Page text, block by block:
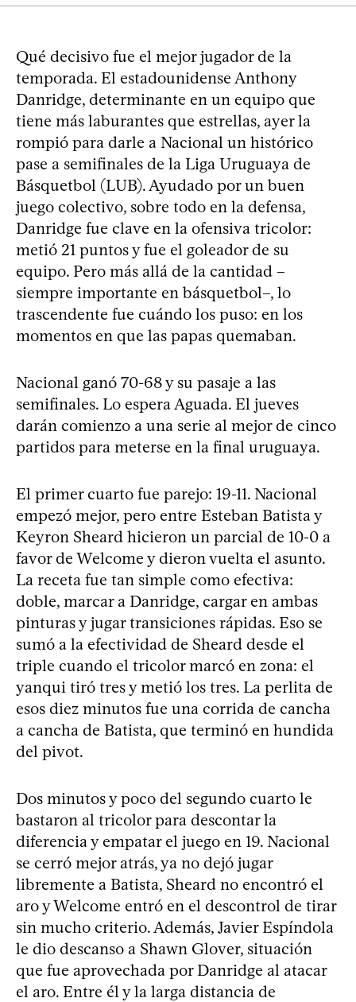
Qué decisivo fue el mejor jugador de la
temporada. El estadounidense Anthony
Danridge, determinante en un equipo que
tiene más laburantes que estrellas, ayer la
rompió para darle a Nacional un histórico
pase a semifinales de la Liga Uruguaya de
Básquetbol (LUB). Ayudado por un buen
juego colectivo, sobre todo en la defensa,
Danridge fue clave en la ofensiva tricolor:
metió 21 puntos y fue el goleador de su
equipo. Pero más allá de la cantidad –
siempre importante en básquetbol–, lo
trascendente fue cuándo los puso: en los
momentos en que las papas quemaban.
Nacional ganó 70-68 y su pasaje a las
semifinales. Lo espera Aguada. El jueves
darán comienzo a una serie al mejor de cinco
partidos para meterse en la final uruguaya.
El primer cuarto fue parejo: 19-11. Nacional
empezó mejor, pero entre Esteban Batista y
Keyron Sheard hicieron un parcial de 10-0 a
favor de Welcome y dieron vuelta el asunto.
La receta fue tan simple como efectiva:
doble, marcar a Danridge, cargar en ambas
pinturas y jugar transiciones rápidas. Eso se
sumó a la efectividad de Sheard desde el
triple cuando el tricolor marcó en zona: el
yanqui tiró tres y metió los tres. La perlita de
esos diez minutos fue una corrida de cancha
a cancha de Batista, que terminó en hundida
del pivot.
Dos minutos y poco del segundo cuarto le
bastaron al tricolor para descontar la
diferencia y empatar el juego en 19. Nacional
se cerró mejor atrás, ya no dejó jugar
libremente a Batista, Sheard no encontró el
aro y Welcome entró en el descontrol de tirar
sin mucho criterio. Además, Javier Espíndola
le dio descanso a Shawn Glover, situación
que fue aprovechada por Danridge al atacar
el aro. Entre él y la larga distancia de